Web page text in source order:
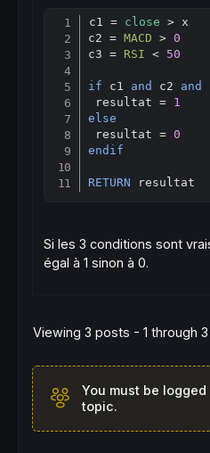
c1 = close > x
c2 = MACD > 0
c3 = RSI < 50
if c1 and c2 and
resultat = 1
else
resultat = 0
endif
RETURN resultat
Si les 3 conditions sont
égal à 1 sinon à 0.
Viewing 3 posts - 1 through
You must be
topic.